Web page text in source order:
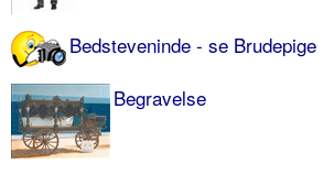
Bedsteveninde - se Brudepige
Begravelse